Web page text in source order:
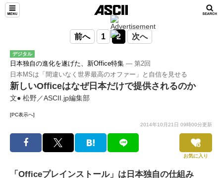
前へ 1 2 次へ
デジタル
日本独自の進化を遂げた、新Office特集 ― 第2回
日本MSは「間違いなく世界最高のオファー」と自信を見せる
新しいOfficeはなぜ日本だけで提供されるのか
文● 松野／ASCII.jp編集部
[PC表示へ]
2014年10月21日 09時00分更新
お気に入り
「Officeプレインストール」は日本独自の仕組み